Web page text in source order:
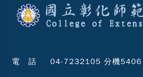
電 話 04-7232105 分機5406